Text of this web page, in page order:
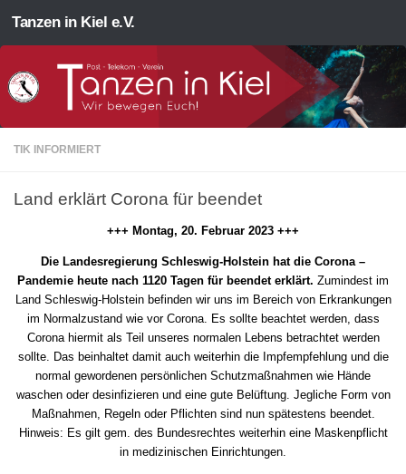
Zum Inhalt springen
Tanzen in Kiel e.V.
TIK INFORMIERT
Land erklärt Corona für beendet
+++ Montag, 20. Februar 2023 +++
Die Landesregierung Schleswig-Holstein hat die Corona –
Pandemie heute nach 1120 Tagen für beendet erklärt. Zumindest im
Land Schleswig-Holstein befinden wir uns im Bereich von Erkrankungen
im Normalzustand wie vor Corona. Es sollte beachtet werden, dass
Corona hiermit als Teil unseres normalen Lebens betrachtet werden
sollte. Das beinhaltet damit auch weiterhin die Impfempfehlung und die
normal gewordenen persönlichen Schutzmaßnahmen wie Hände
waschen oder desinfizieren und eine gute Belüftung. Jegliche Form von
Maßnahmen, Regeln oder Pflichten sind nun spätestens beendet.
Hinweis: Es gilt gem. des Bundesrechtes weiterhin eine Maskenpflicht
in medizinischen Einrichtungen.